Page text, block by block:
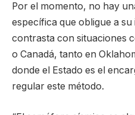
Por el momento, no hay
específica que obligue a
contrasta con situaciones
o Canadá, tanto en
donde el Estado es el
regular este método.